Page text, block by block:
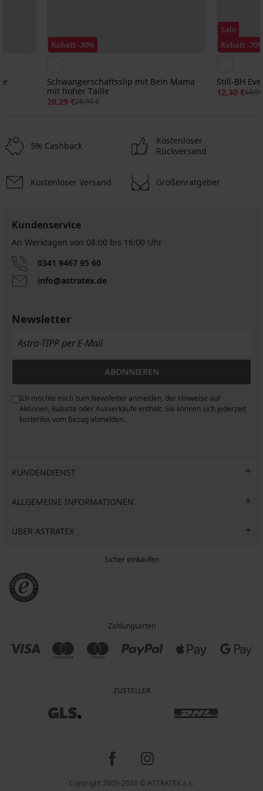
Rabatt -30%
Schwangerschaftsslip mit Bein Mama
mit hoher Taille
20,29 €28,99 €
Sale
Rabatt -
Still-BH
12,30 €
5% Cashback
Kostenloser
Rückversand
Kostenloser Versand Größenratgeber
Kundenservice
An Werktagen von 08:00 bis 16:00 Uhr
0341 9467 95 60
info@astratex.de
Newsletter
ABONNIEREN
Ich möchte mich zum Newsletter anmelden, der Hinweise auf
Aktionen, Rabatte oder Ausverkäufe enthält. Sie können sich jederzeit
kostenlos vom Bezug abmelden.
KUNDENDIENST
ALLGEMEINE INFORMATIONEN
ÜBER ASTRATEX
Sicher einkaufen
Zahlungsarten
ZUSTELLER
Copyright 2005-2026 © ASTRATEX a.s.